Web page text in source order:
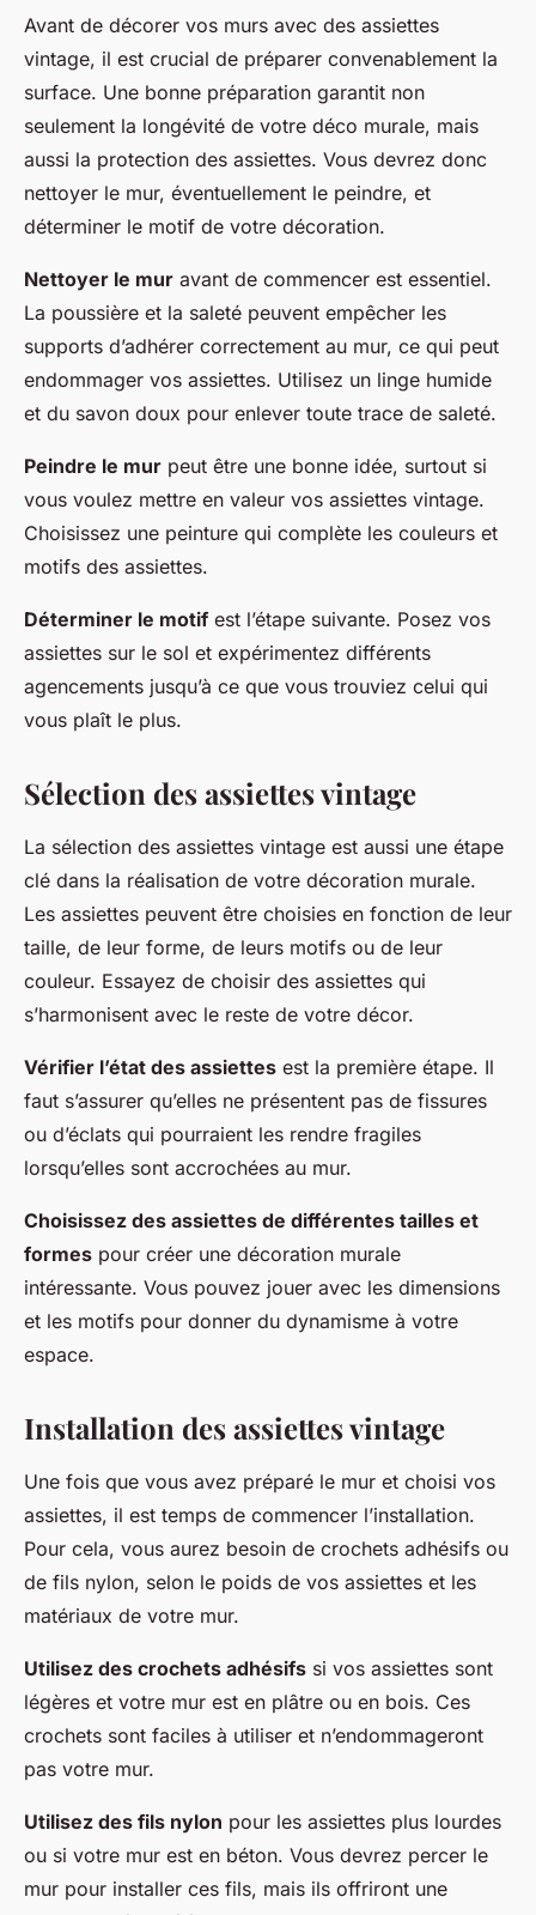
Avant de décorer vos murs avec des assiettes
vintage, il est crucial de préparer convenablement la
surface. Une bonne préparation garantit non
seulement la longévité de votre déco murale, mais
aussi la protection des assiettes. Vous devrez donc
nettoyer le mur, éventuellement le peindre, et
déterminer le motif de votre décoration.
Nettoyer le mur avant de commencer est essentiel.
La poussière et la saleté peuvent empêcher les
supports d’adhérer correctement au mur, ce qui peut
endommager vos assiettes. Utilisez un linge humide
et du savon doux pour enlever toute trace de saleté.
Peindre le mur peut être une bonne idée, surtout si
vous voulez mettre en valeur vos assiettes vintage.
Choisissez une peinture qui complète les couleurs et
motifs des assiettes.
Déterminer le motif est l’étape suivante. Posez vos
assiettes sur le sol et expérimentez différents
agencements jusqu’à ce que vous trouviez celui qui
vous plaît le plus.
Sélection des assiettes vintage
La sélection des assiettes vintage est aussi une étape
clé dans la réalisation de votre décoration murale.
Les assiettes peuvent être choisies en fonction de leur
taille, de leur forme, de leurs motifs ou de leur
couleur. Essayez de choisir des assiettes qui
s’harmonisent avec le reste de votre décor.
Vérifier l’état des assiettes est la première étape. Il
faut s’assurer qu’elles ne présentent pas de fissures
ou d’éclats qui pourraient les rendre fragiles
lorsqu’elles sont accrochées au mur.
Choisissez des assiettes de différentes tailles et
formes pour créer une décoration murale
intéressante. Vous pouvez jouer avec les dimensions
et les motifs pour donner du dynamisme à votre
espace.
Installation des assiettes vintage
Une fois que vous avez préparé le mur et choisi vos
assiettes, il est temps de commencer l’installation.
Pour cela, vous aurez besoin de crochets adhésifs ou
de fils nylon, selon le poids de vos assiettes et les
matériaux de votre mur.
Utilisez des crochets adhésifs si vos assiettes sont
légères et votre mur est en plâtre ou en bois. Ces
crochets sont faciles à utiliser et n’endommageront
pas votre mur.
Utilisez des fils nylon pour les assiettes plus lourdes
ou si votre mur est en béton. Vous devrez percer le
mur pour installer ces fils, mais ils offriront une